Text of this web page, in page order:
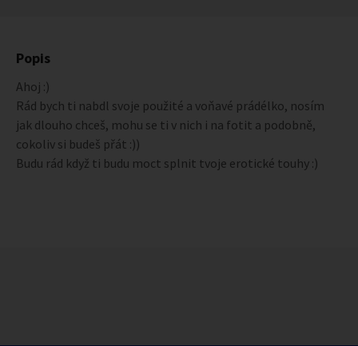
Popis
Ahoj :)
Rád bych ti nabdl svoje použité a voňavé prádélko, nosím
jak dlouho chceš, mohu se ti v nich i na fotit a podobně,
cokoliv si budeš přát :))
Budu rád když ti budu moct splnit tvoje erotické touhy :)